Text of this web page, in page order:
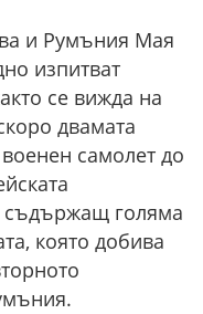
и Румъния Мая
изпитват
се вижда на
двамата
самолет до
съдържащ голяма
която добива